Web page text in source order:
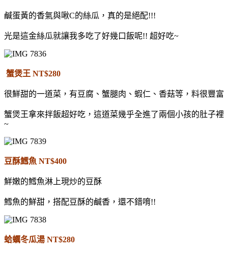
鹹蛋黃的香氣與啾C的絲瓜，真的是絕配!!!
光是這金絲瓜就讓我多吃了好幾口飯呢!! 超好吃~
蟹煲王 NT$280
很鮮甜的一道菜，有豆腐、蟹腿肉、蝦仁、香菇等，料很豐富
蟹煲王拿來拌飯超好吃，這道菜幾乎全進了兩個小孩的肚子裡
~
豆酥鱈魚 NT$400
鮮嫩的鱈魚淋上現炒的豆酥
鱈魚的鮮甜，搭配豆酥的鹹香，還不錯唷!!
蛤蠣冬瓜湯 NT$280